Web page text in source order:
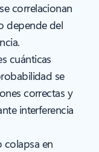
correlacionan
depende del
cuánticas
se
correctas y
interferencia
colapsa en